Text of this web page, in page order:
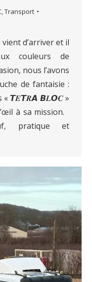
Transport
d’arriver et il
couleurs de
nous l’avons
de fantaisie :
« 𝙏𝑬𝙏𝑹𝘼 𝘽𝑳𝙊𝑪 »
à sa mission.
pratique et